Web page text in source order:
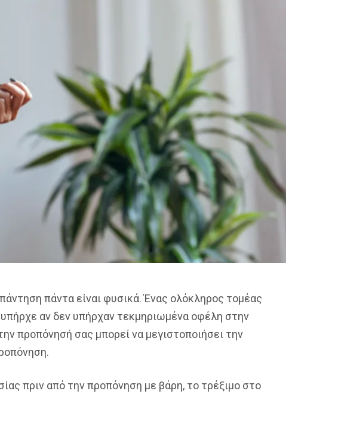
πάντα είναι φυσικά. Ένας ολόκληρος τομέας
αν δεν υπήρχαν τεκμηριωμένα οφέλη στην
προπόνησή σας μπορεί να μεγιστοποιήσει την
πριν από την προπόνηση με βάρη, το τρέξιμο στο